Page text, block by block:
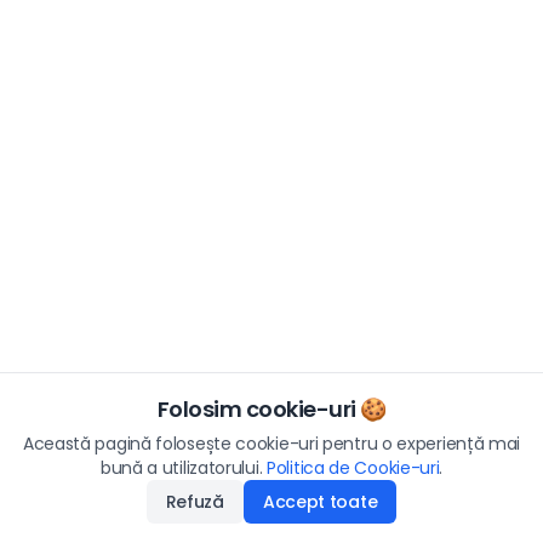
Folosim cookie-uri 🍪
Această pagină folosește cookie-uri pentru o experiență mai
bună a utilizatorului. Politica de Cookie-uri.
Refuză
Accept toate